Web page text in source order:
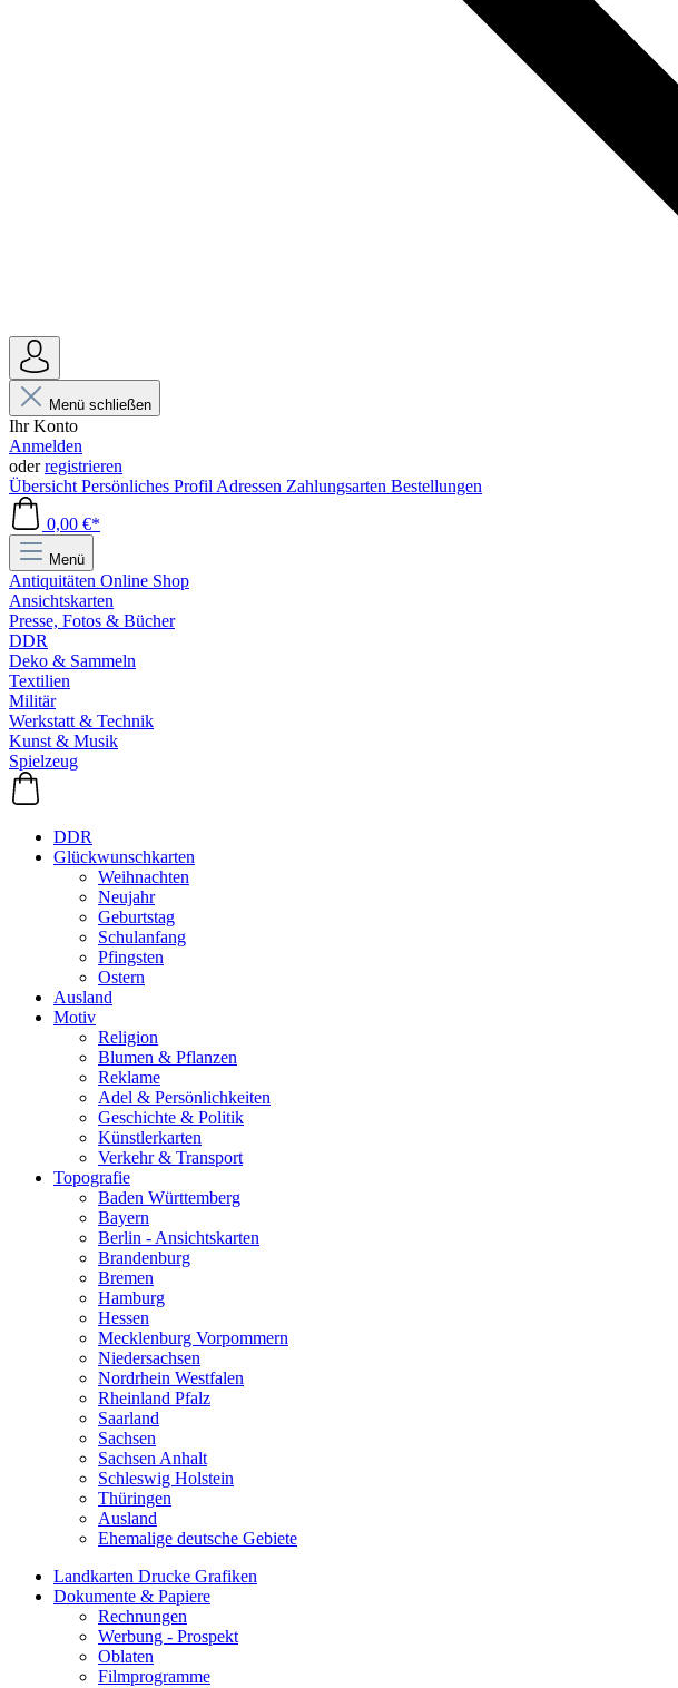
Menü schließen
Ihr Konto
Anmelden
oderregistrieren
Übersicht Persönliches Profil Adressen Zahlungsarten Bestellungen
0,00 €*
Menü
Antiquitäten Online Shop
Ansichtskarten
Presse, Fotos & Bücher
DDR
Deko & Sammeln
Textilien
Militär
Werkstatt & Technik
Kunst & Musik
Spielzeug
DDR
Glückwunschkarten
Weihnachten
Neujahr
Geburtstag
Schulanfang
Pfingsten
Ostern
Ausland
Motiv
Religion
Blumen & Pflanzen
Reklame
Adel & Persönlichkeiten
Geschichte & Politik
Künstlerkarten
Verkehr & Transport
Topografie
Baden Württemberg
Bayern
Berlin - Ansichtskarten
Brandenburg
Bremen
Hamburg
Hessen
Mecklenburg Vorpommern
Niedersachsen
Nordrhein Westfalen
Rheinland Pfalz
Saarland
Sachsen
Sachsen Anhalt
Schleswig Holstein
Thüringen
Ausland
Ehemalige deutsche Gebiete
Landkarten Drucke Grafiken
Dokumente & Papiere
Rechnungen
Werbung - Prospekt
Oblaten
Filmprogramme